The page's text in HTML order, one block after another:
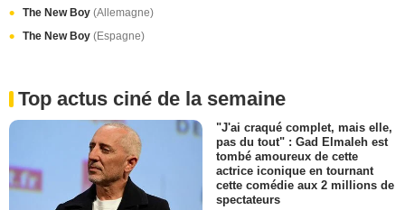
The New Boy (Allemagne)
The New Boy (Espagne)
Top actus ciné de la semaine
"J'ai craqué complet, mais elle,
pas du tout" : Gad Elmaleh est
tombé amoureux de cette
actrice iconique en tournant
cette comédie aux 2 millions de
spectateurs